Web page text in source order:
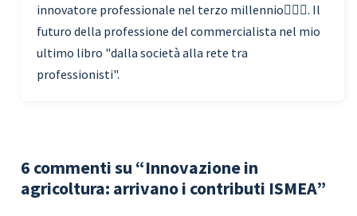
innovatore professionale nel terzo millennio🏃🏾‍♂️. Il
futuro della professione del commercialista nel mio
ultimo libro "dalla società alla rete tra
professionisti".
6 commenti su “Innovazione in
agricoltura: arrivano i contributi ISMEA”